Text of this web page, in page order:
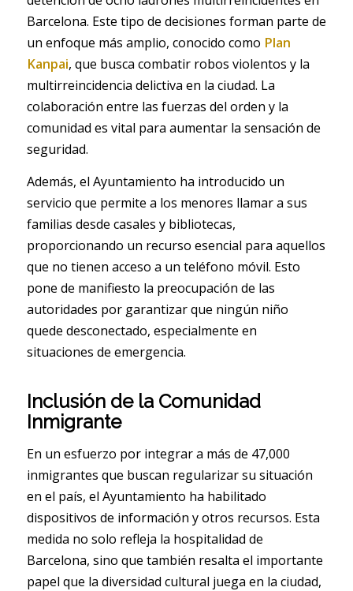
Barcelona. Este tipo de decisiones forman parte de
un enfoque más amplio, conocido como Plan
Kanpai, que busca combatir robos violentos y la
multirreincidencia delictiva en la ciudad. La
colaboración entre las fuerzas del orden y la
comunidad es vital para aumentar la sensación de
seguridad.
Además, el Ayuntamiento ha introducido un
servicio que permite a los menores llamar a sus
familias desde casales y bibliotecas,
proporcionando un recurso esencial para aquellos
que no tienen acceso a un teléfono móvil. Esto
pone de manifiesto la preocupación de las
autoridades por garantizar que ningún niño
quede desconectado, especialmente en
situaciones de emergencia.
Inclusión de la Comunidad
Inmigrante
En un esfuerzo por integrar a más de 47,000
inmigrantes que buscan regularizar su situación
en el país, el Ayuntamiento ha habilitado
dispositivos de información y otros recursos. Esta
medida no solo refleja la hospitalidad de
Barcelona, sino que también resalta el importante
papel que la diversidad cultural juega en la ciudad,